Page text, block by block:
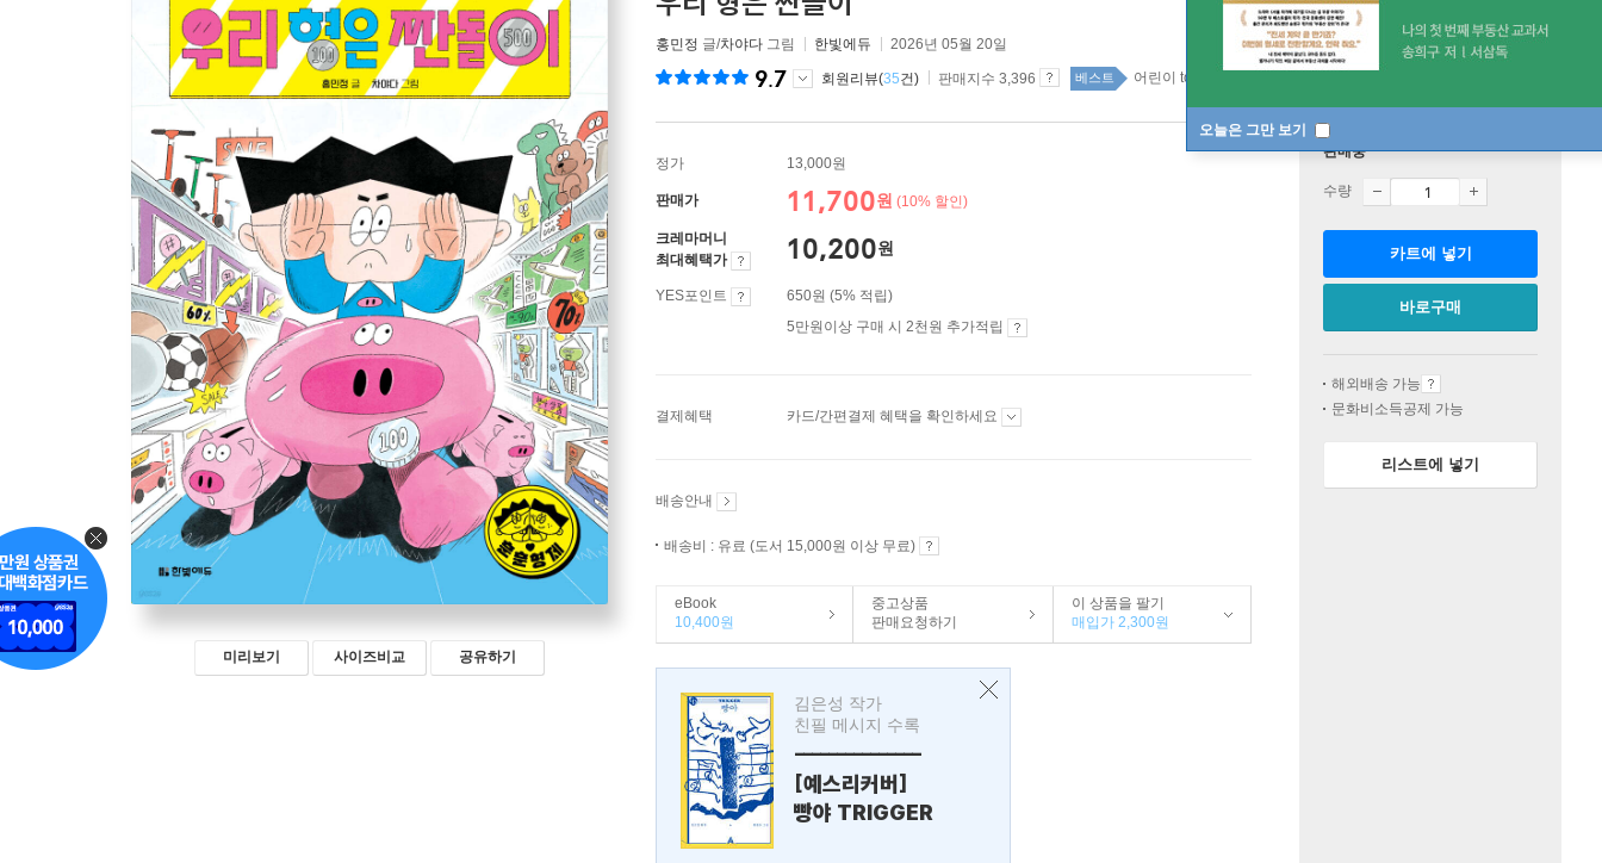
오늘은 그만 보기
미리보기 사이즈비교 공유하기
홍민정 글/차야다 그림 한빛에듀 2026년 05월 20일
9.7 회원리뷰(35건) 판매지수 3,396 베스트 어린이 top20 1주
정가 13,000원
판매가 11,700원 (10% 할인)
크레마머니
최대혜택가
10,200원
YES포인트
650원 (5% 적립)
5만원이상 구매 시 2천원 추가적립
결제혜택 카드/간편결제 혜택을 확인하세요
배송안내
배송비 : 유료 (도서 15,000원 이상 무료)
eBook
10,400원
중고상품
판매요청하기
이 상품을 팔기
매입가 2,300원
김은성 작가
친필 메시지 수록
---------------
[예스리커버]
빵야 TRIGGER
판매중
수량
카트에 넣기
바로구매
해외배송 가능
문화비소득공제 가능
리스트에 넣기